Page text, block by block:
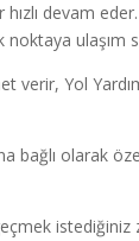
devam
ulaşım
verir, Yol
bağlı olarak
istediğiniz